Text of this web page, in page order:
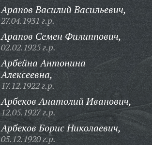
Арапов Василий Васильевич,
27.04.1931 г.р.
Арапов Семен Филиппович,
02.02.1925 г.р.
Арбейна Антонина
Алексеевна,
17.12.1922 г.р.
Арбеков Анатолий Иванович,
12.05.1927 г.р.
Арбеков Борис Николаевич,
05.12.1920 г.р.